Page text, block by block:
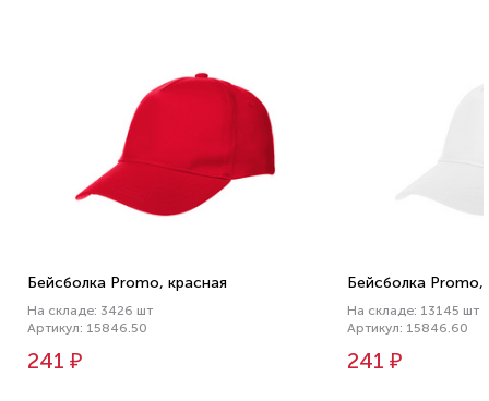
Бейсболка Promo, красная
На складе: 3426 шт
Артикул: 15846.50
241 ₽
Бейсболка Promo,
На складе: 13145 шт
Артикул: 15846.60
241 ₽